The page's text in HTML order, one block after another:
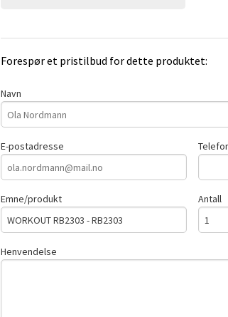
Forespør et pristilbud for dette produktet:
Navn
E-postadresse
Emne/produkt Antall
Henvendelse